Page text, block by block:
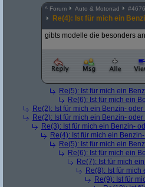
^ Forum Auto & Motorrad #
Re(4): Ist für mich ein
gibts modelle die besonders
Re(5): Ist für mich ein
Re(6): Ist für mich ein
Re(2): Ist für mich ein Benzin-
Re(2): Ist für mich ein Benzin-
Re(3): Ist für mich ein Benzin-
Re(4): Ist für mich ein
Re(5): Ist für mich ein
Re(6): Ist für mich ein
Re(7): Ist für mich
Re(8): Ist für
Re(9): Ist für